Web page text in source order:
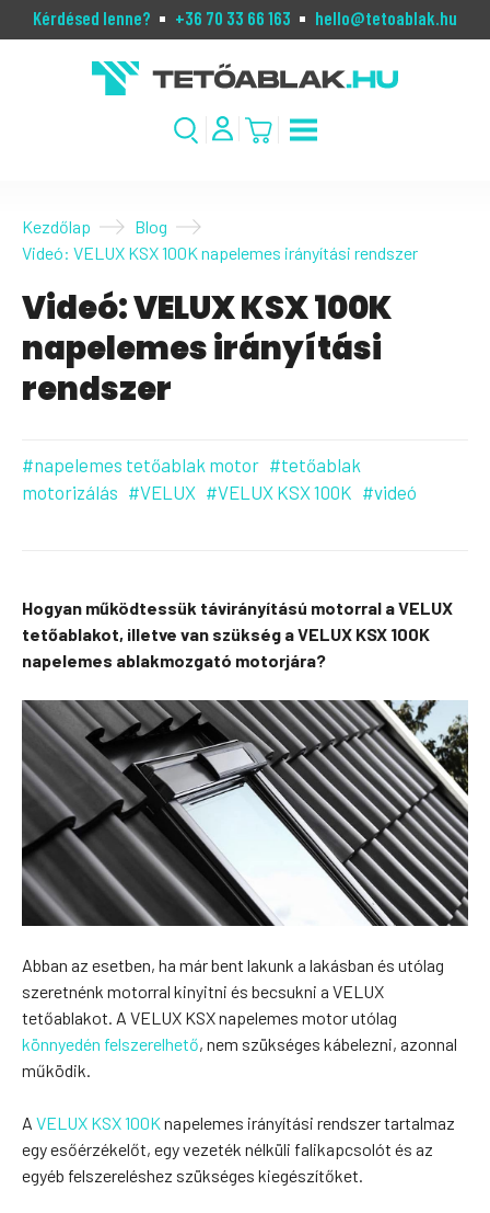
Kérdésed lenne? +36 70 33 66 163 hello@tetoablak.hu
Kezdőlap
Blog
Videó: VELUX KSX 100K napelemes irányítási rendszer
Videó: VELUX KSX 100K
napelemes irányítási
rendszer
#napelemes tetőablak motor #tetőablak
motorizálás #VELUX #VELUX KSX 100K #videó
Hogyan működtessük távirányítású motorral a VELUX
tetőablakot, illetve van szükség a VELUX KSX 100K
napelemes ablakmozgató motorjára?
Abban az esetben, ha már bent lakunk a lakásban és utólag
szeretnénk motorral kinyitni és becsukni a VELUX
tetőablakot. A VELUX KSX napelemes motor utólag
könnyedén felszerelhető, nem szükséges kábelezni, azonnal
működik.
A VELUX KSX 100Knapelemes irányítási rendszer tartalmaz
egy esőérzékelőt, egy vezeték nélküli falikapcsolót és az
egyéb felszereléshez szükséges kiegészítőket.